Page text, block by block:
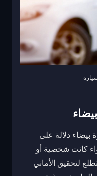
بيضاء دلالة على
كانت شخصية أو
لتحقيق الأماني